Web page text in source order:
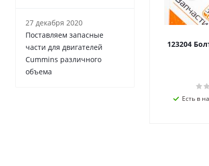
123204
Есть в
27 декабря 2020
Поставляем запасные
части для двигателей
Cummins различного
объема